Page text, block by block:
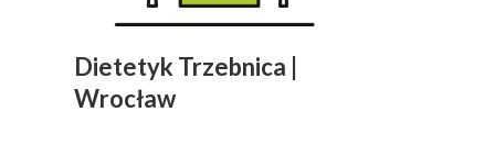
Dietetyk Trzebnica |
Wrocław